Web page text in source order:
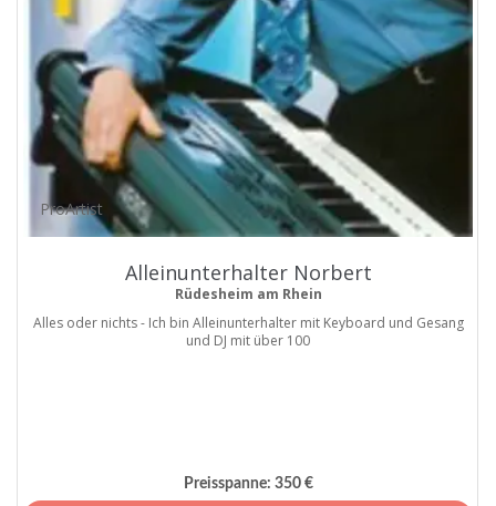
ProArtist
Alleinunterhalter Norbert
Rüdesheim am Rhein
Alles oder nichts - Ich bin Alleinunterhalter mit Keyboard und Gesang
und DJ mit über 100
Preisspanne: 350 €